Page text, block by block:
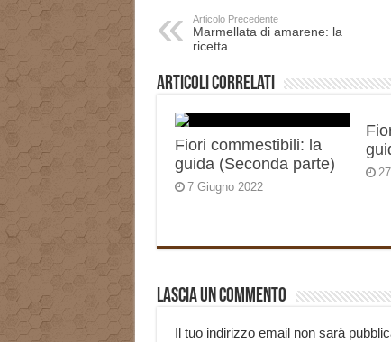
Articolo Precedente
Marmellata di amarene: la
ricetta
Articoli correlati
Fiori commestibili: la
guida (Seconda parte)
7 Giugno 2022
Lascia un commento
Il tuo indirizzo email non sarà